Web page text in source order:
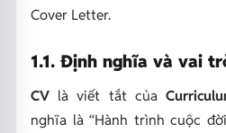
Cover Letter.
1.1. Định nghĩa và vai
CVlà viết tắt của
nghĩa là “Hành trình cuộc